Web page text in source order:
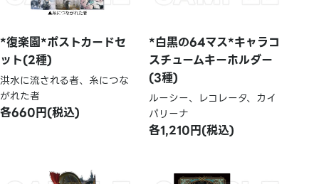
*復楽園*ポストカードセ
ット(2種)
洪水に流される者、糸につな
がれた者
各660円(税込)
*白黒の64マス*キャラコ
スチュームキーホルダー
(3種)
ルーシー、レコレータ、カイ
パリーナ
各1,210円(税込)